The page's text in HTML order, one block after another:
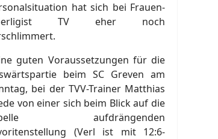
hat sich bei Frauen-
TV eher noch
guten Voraussetzungen für die
beim SC Greven am
bei der TVV-Trainer Matthias
von einer sich beim Blick auf die
aufdrängenden
(Verl ist mit 12:6-